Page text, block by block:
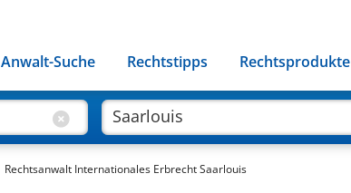
Anwalt-Suche Rechtstipps Rechtsprodukte
Rechtsanwalt Internationales Erbrecht Saarlouis